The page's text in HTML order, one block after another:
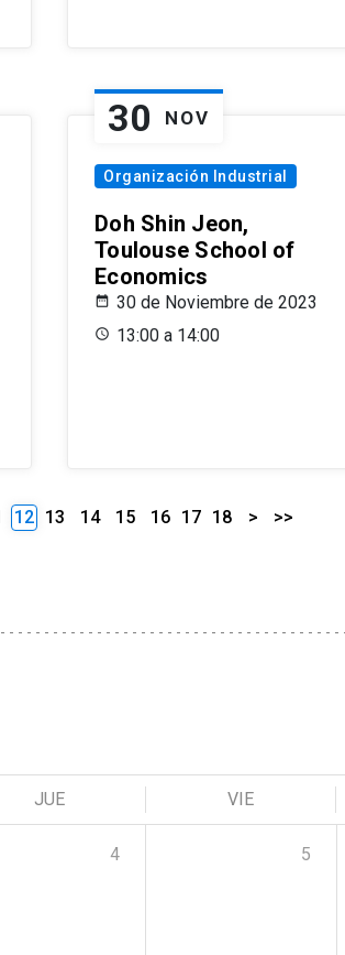
30 NOV
Organización Industrial
Doh Shin Jeon,
Toulouse School of
Economics
30 de Noviembre de 2023
13:00 a 14:00
12 13 14 15 16 17 18 > >>
JUE VIE
4 5